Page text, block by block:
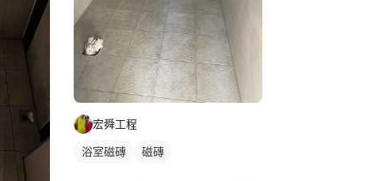
宏舜工程
浴室磁磚 磁磚